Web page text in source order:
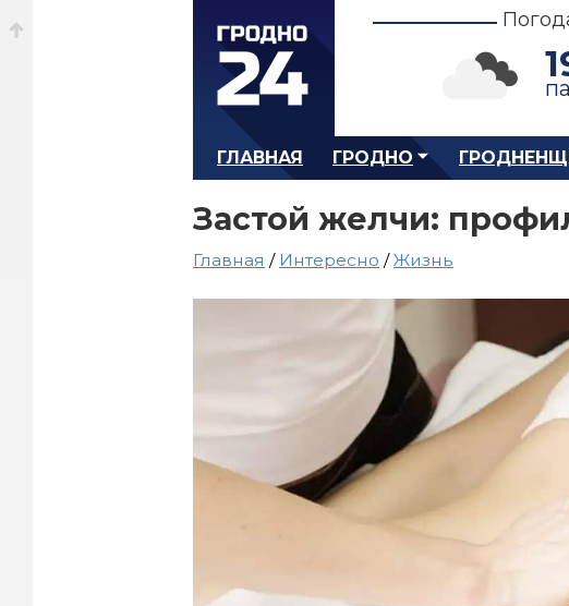
ГЛАВНАЯ ГРОДНО
Застой желчи:
Главная / Интересно /Жизнь